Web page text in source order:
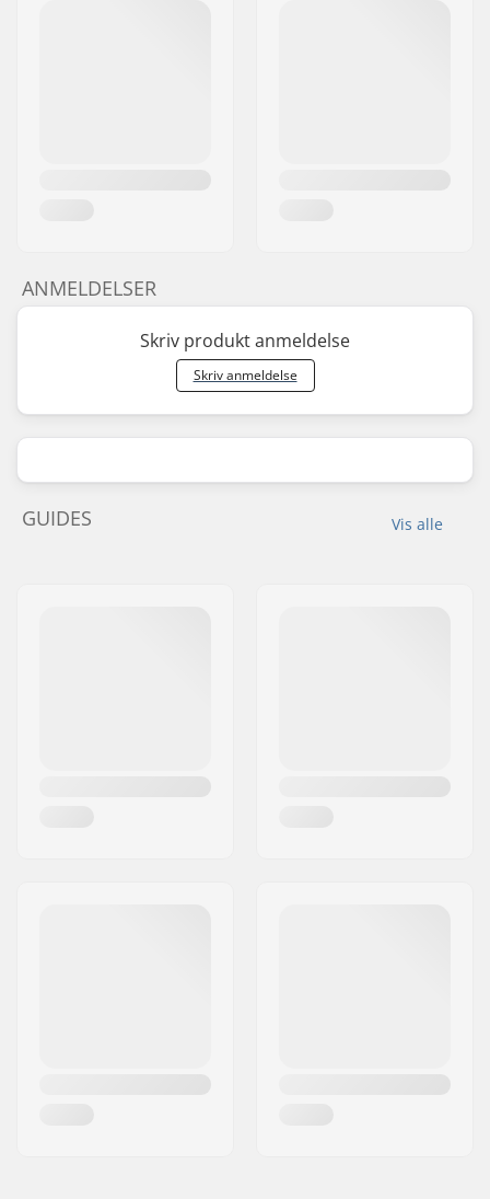
ANMELDELSER
Skriv produkt anmeldelse
Skriv anmeldelse
Vis alle
GUIDES